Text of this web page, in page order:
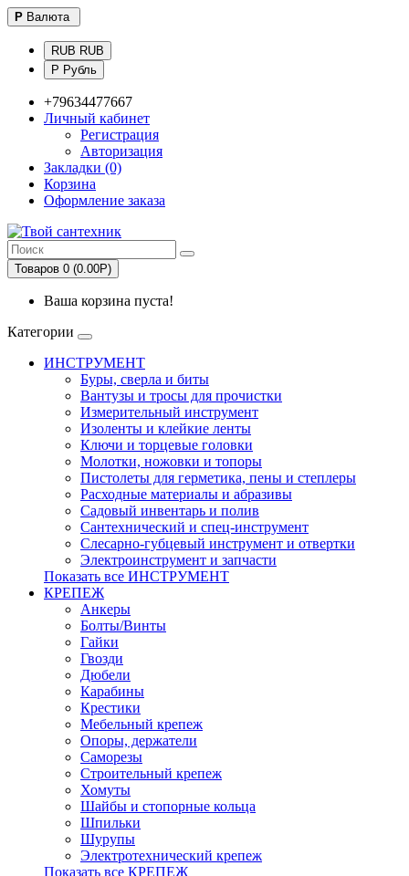
Р Валюта
RUB RUB
Р Рубль
+79634477667
Личный кабинет
Регистрация
Авторизация
Закладки (0)
Корзина
Оформление заказа
Товаров 0 (0.00Р)
Ваша корзина пуста!
Категории
ИНСТРУМЕНТ
Буры, сверла и биты
Вантузы и тросы для прочистки
Измерительный инструмент
Изоленты и клейкие ленты
Ключи и торцевые головки
Молотки, ножовки и топоры
Пистолеты для герметика, пены и степлеры
Расходные материалы и абразивы
Садовый инвентарь и полив
Сантехнический и спец-инструмент
Слесарно-губцевый инструмент и отвертки
Электроинструмент и запчасти
Показать все ИНСТРУМЕНТ
КРЕПЕЖ
Анкеры
Болты/Винты
Гайки
Гвозди
Дюбели
Карабины
Крестики
Мебельный крепеж
Опоры, держатели
Саморезы
Строительный крепеж
Хомуты
Шайбы и стопорные кольца
Шпильки
Шурупы
Электротехнический крепеж
Показать все КРЕПЕЖ